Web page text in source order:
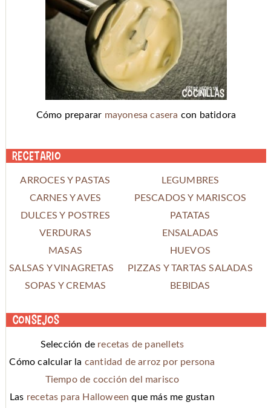
Cómo preparar mayonesa casera con batidora
Recetario
ARROCES Y PASTAS
LEGUMBRES
CARNES Y AVES
PESCADOS Y MARISCOS
DULCES Y POSTRES
PATATAS
VERDURAS
ENSALADAS
MASAS
HUEVOS
SALSAS Y VINAGRETAS
PIZZAS Y TARTAS SALADAS
SOPAS Y CREMAS
BEBIDAS
Consejos
Selección de recetas de panellets
Cómo calcular la cantidad de arroz por persona
Tiempo de cocción del marisco
Las recetas para Halloween que más me gustan